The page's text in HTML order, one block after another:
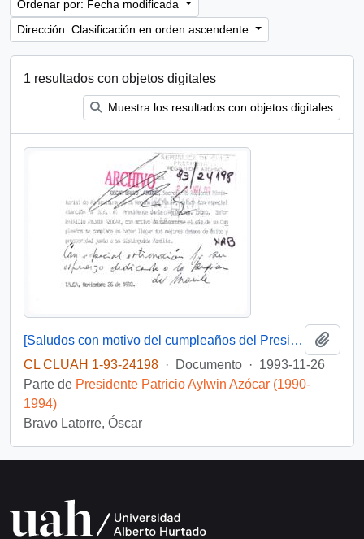
Ordenar por: Fecha modificada
Dirección: Clasificación en orden ascendente
1 resultados con objetos digitales
Muestra los resultados con objetos digitales
[Saludos con motivo del cumpleaños del Presidente]
CL CLUAH 1-93-24198 · Documento · 1993-11-26
Parte de Presidente Patricio Aylwin Azócar (1990-
1994)
Bravo Latorre, Óscar